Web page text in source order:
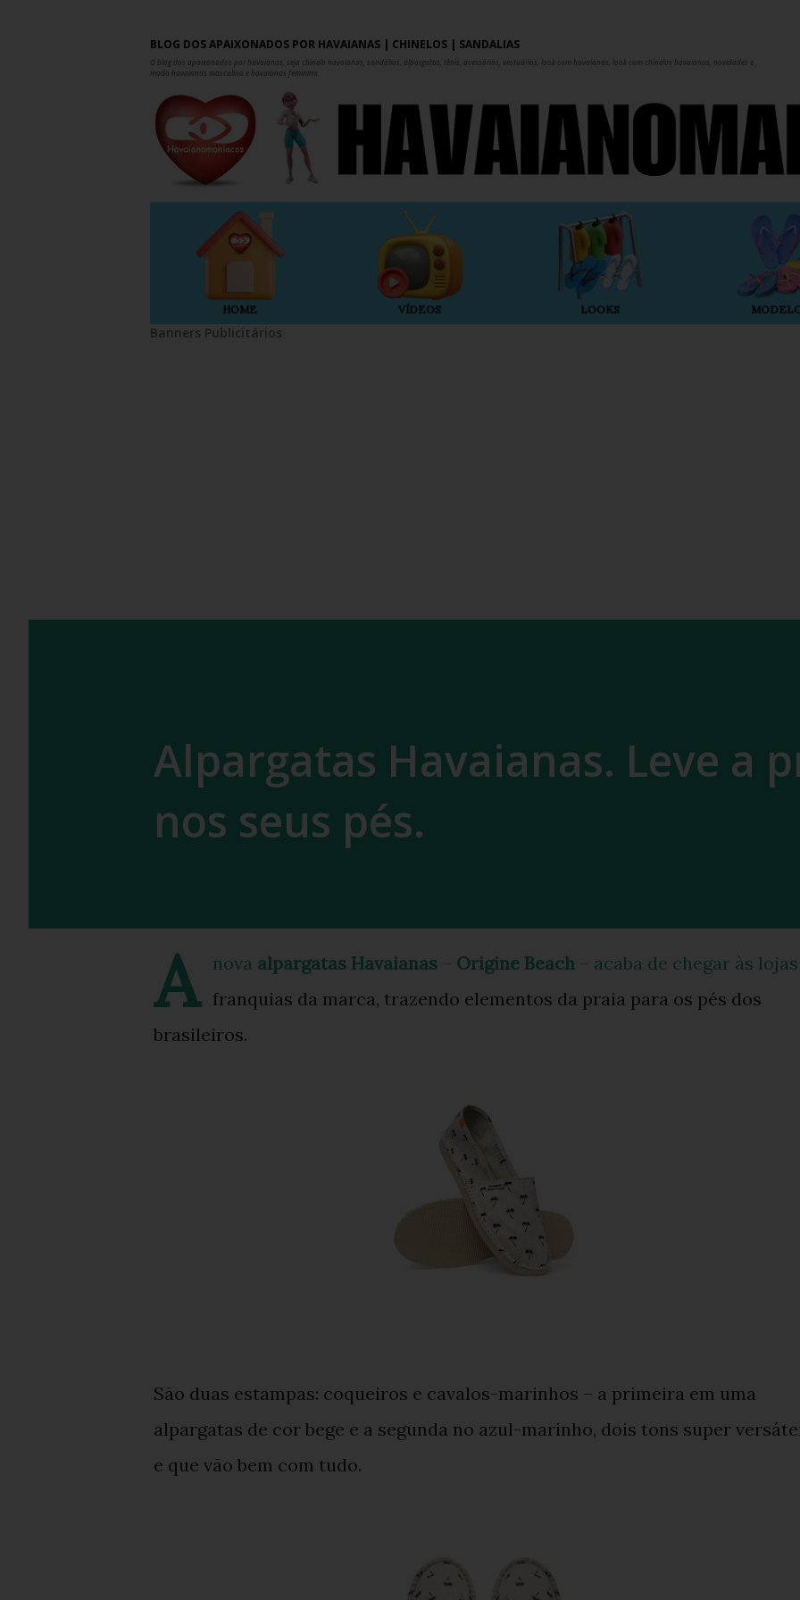
BLOG DOS APAIXONADOS POR HAVAIANAS | CHINELOS | SANDÁLIAS
O blog dos apaixonados por havaianas, seja chinelo havaianas, sandálias, alpargatas, tênis, acessórios, vestuários, look com havaianas, look com chinelos havaianas, novidades e
moda havaianas masculina e havaianas feminina.
HOME VÍDEOS LOOKS
Banners Publicitários
Alpargatas Havaianas. Leve a
nos seus pés.
A nova alpargatas Havaianas – Origine Beach – acaba de chegar às
franquias da marca, trazendo elementos da praia para os pés dos
brasileiros.
São duas estampas: coqueiros e cavalos-marinhos – a primeira em uma
alpargatas de cor bege e a segunda no azul-marinho, dois tons super
e que vão bem com tudo.